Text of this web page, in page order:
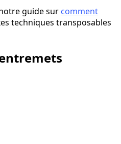
guide sur comment
techniques transposables